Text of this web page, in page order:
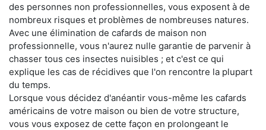
des personnes non professionnelles, vous exposent à de
nombreux risques et problèmes de nombreuses natures.
Avec une élimination de cafards de maison non
professionnelle, vous n'aurez nulle garantie de parvenir à
chasser tous ces insectes nuisibles ; et c'est ce qui
explique les cas de récidives que l'on rencontre la plupart
du temps.
Lorsque vous décidez d'anéantir vous-même les cafards
américains de votre maison ou bien de votre structure,
vous vous exposez de cette façon en prolongeant le